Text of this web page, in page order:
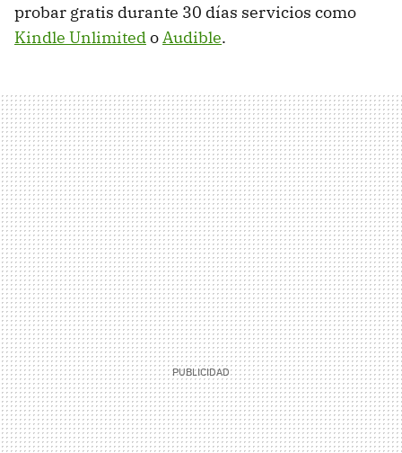
probar gratis durante 30 días servicios como
Kindle UnlimitedoAudible.